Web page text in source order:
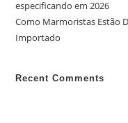
especificando em 2026
Como Marmoristas Estão
Importado
Recent Comments